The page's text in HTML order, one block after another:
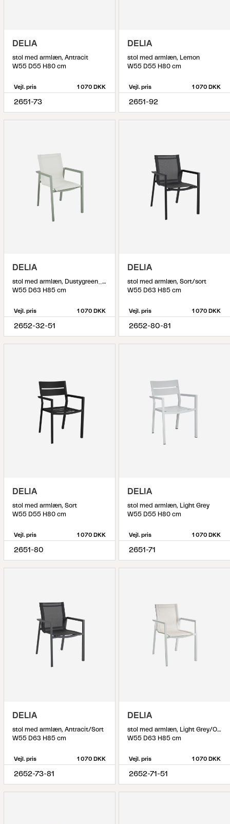
DELIA
stol med armlæn, Antracit
W55 D55 H80 cm
Vejl. pris 1 070 DKK
2651-73
DELIA
stol med armlæn, Lemon
W55 D55 H80 cm
Vejl. pris 1 070 DKK
2651-92
DELIA
stol med armlæn, Dustygreen_Offwhite
W55 D63 H85 cm
Vejl. pris 1 070 DKK
2652-32-51
DELIA
stol med armlæn, Sort/sort
W55 D63 H85 cm
Vejl. pris 1 070 DKK
2652-80-81
DELIA
stol med armlæn, Sort
W55 D55 H80 cm
Vejl. pris 1 070 DKK
2651-80
DELIA
stol med armlæn, Light Grey
W55 D55 H80 cm
Vejl. pris 1 070 DKK
2651-71
DELIA
stol med armlæn, Antracit/Sort
W55 D63 H85 cm
Vejl. pris 1 070 DKK
2652-73-81
DELIA
stol med armlæn, Light Grey/Off-White
W55 D63 H85 cm
Vejl. pris 1 070 DKK
2652-71-51